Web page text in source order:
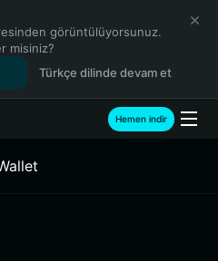
görüntülüyorsunuz.
misiniz?
Türkçe dilinde devam et
Hemen indir